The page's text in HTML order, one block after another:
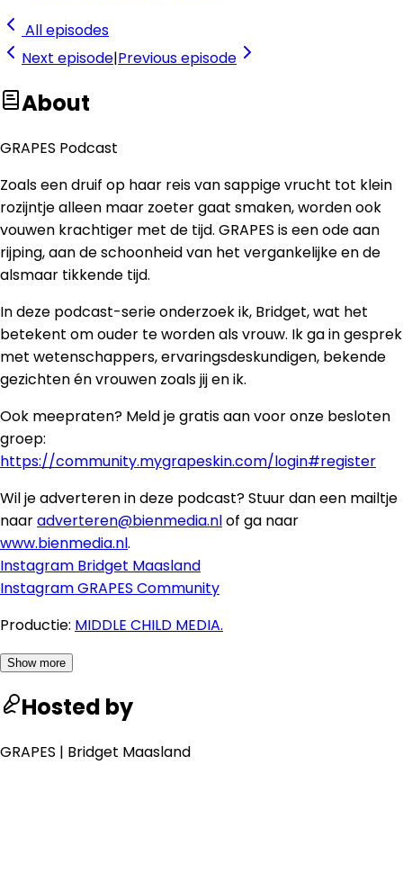
All episodes
Next episode|Previousepisode
About
GRAPES Podcast
Zoals een druif op haar reis van sappige vrucht tot klein
rozijntje alleen maar zoeter gaat smaken, worden ook
vouwen krachtiger met de tijd. GRAPES is een ode aan
rijping, aan de schoonheid van het vergankelijke en de
alsmaar tikkende tijd.
In deze podcast-serie onderzoek ik, Bridget, wat het
betekent om ouder te worden als vrouw. Ik ga in gesprek
met wetenschappers, ervaringsdeskundigen, bekende
gezichten én vrouwen zoals jij en ik.
Ook meepraten? Meld je gratis aan voor onze besloten
groep:
https://community.mygrapeskin.com/login#register
Wil je adverteren in deze podcast? Stuur dan een mailtje
naaradverteren@bienmedia.nlof ga naar
www.bienmedia.nl.
Instagram Bridget Maasland
Instagram GRAPES Community
Productie: MIDDLE CHILD MEDIA.
Show more
Hosted by
GRAPES | Bridget Maasland